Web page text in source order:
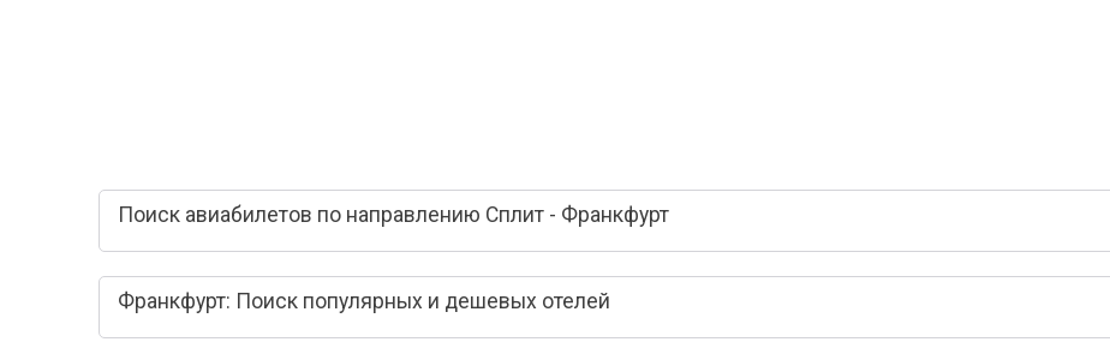
Поиск авиабилетов по направлению Сплит - Франкфурт
Франкфурт: Поиск популярных и дешевых отелей